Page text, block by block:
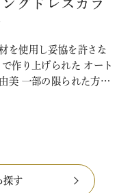
グドレスカラ
を使用し妥協を許さな
作り上げられた オート
美 一部の限られた方が
カラードレスを試着で
で着る一着が自分もゲ
一着になるウェディン
探す